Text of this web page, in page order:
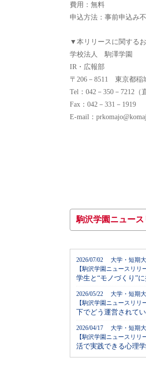
費用：無料
申込方法：事前申込み
▼本リリースに関する
学校法人 駒澤学園
IR・広報部
〒206－8511 東京都稲
Tel：042－350－7212（
Fax：042－331－1919
E-mail：
駒沢学園ニュー
2026/07/02 大学・短期
【駒沢学園ニュースリリ
学生と“モノづくり”
2026/05/22 大学・短期
【駒沢学園ニュースリリ
下でどう運営されて
2026/04/17 大学・短期
【駒沢学園ニュースリリ
活で実践できる心理学